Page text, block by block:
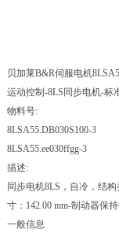
贝加莱B&R伺服电机
运动控制-8LS同步电机-标
物料号:
8LSA55.DB030S100-3
8LSA55.ee030ffgg-3
描述:
同步电机8LS，自冷，结
寸：142.00 mm-制动器保
一般信息